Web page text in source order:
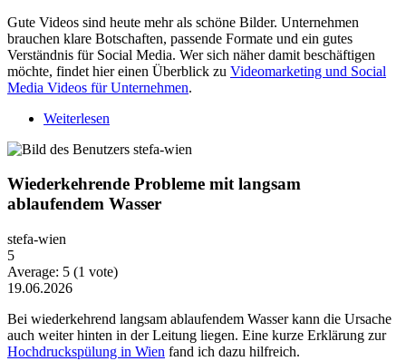
Gute Videos sind heute mehr als schöne Bilder. Unternehmen
brauchen klare Botschaften, passende Formate und ein gutes
Verständnis für Social Media. Wer sich näher damit beschäftigen
möchte, findet hier einen Überblick zu Videomarketing und Social
Media Videos für Unternehmen.
Weiterlesen
Wiederkehrende Probleme mit langsam
ablaufendem Wasser
stefa-wien
5
Average: 5 (1 vote)
19.06.2026
Bei wiederkehrend langsam ablaufendem Wasser kann die Ursache
auch weiter hinten in der Leitung liegen. Eine kurze Erklärung zur
Hochdruckspülung in Wien fand ich dazu hilfreich.